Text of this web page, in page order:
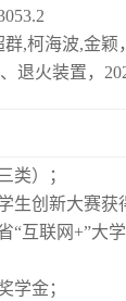
,柯海波,金
退火装置，
类）；
生创新大赛获
“互联网+”大
学金；